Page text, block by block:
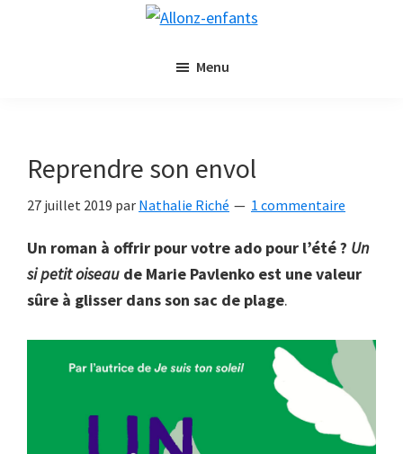
de
Nathalie
Menu
Reprendre son envol
27 juillet 2019 par Nathalie Riché 1 commentaire
Un roman à offrir pour votre ado pour l’été ? Un
si petit oiseau de Marie Pavlenko est une valeur
sûre à glisser dans son sac de plage.